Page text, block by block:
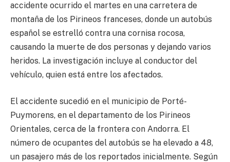
accidente ocurrido el martes en una carretera de
montaña de los Pirineos franceses, donde un autobús
español se estrelló contra una cornisa rocosa,
causando la muerte de dos personas y dejando varios
heridos. La investigación incluye al conductor del
vehículo, quien está entre los afectados.
El accidente sucedió en el municipio de Porté-
Puymorens, en el departamento de los Pirineos
Orientales, cerca de la frontera con Andorra. El
número de ocupantes del autobús se ha elevado a 48,
un pasajero más de los reportados inicialmente. Según